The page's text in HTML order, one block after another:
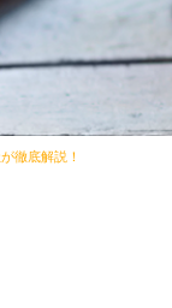
徹底解説！